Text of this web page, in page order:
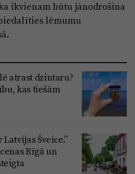
ikvienam būtu jānodrošina
lēmumu
atrast dzintaru?
kas tiešām
Šveice.”
Rīgā un